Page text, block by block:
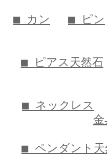
■ カン ■ ピン
■ ピアス天然石
■ ネックレス
金
■ ペンダント天